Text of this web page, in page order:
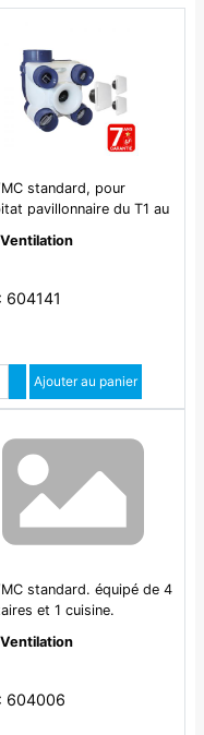
standard, pour
pavillonnaire du T1 au
Ventilation
604141
Augmenter quantité
Diminuer quantité
Ajouter au panier
standard. équipé de 4
et 1 cuisine.
Composition du kit : 1
+ 1 bouche D 125 mm
Ventilation
604006